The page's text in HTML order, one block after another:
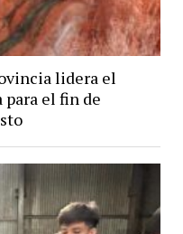
lidera el
el fin de